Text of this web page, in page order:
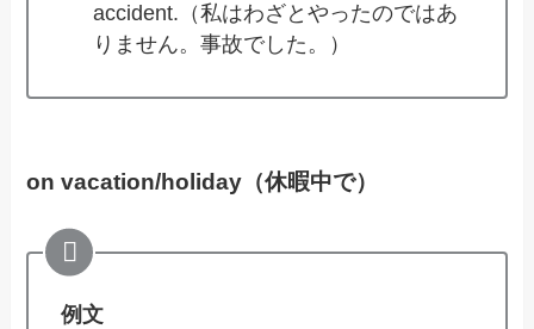
accident.（私はわざとやったのではあ
りません。事故でした。）
on vacation/holiday（休暇中で）
例文